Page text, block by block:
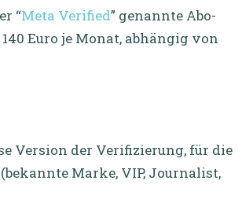
“Meta Verified” genannte Abo-
Euro je Monat, abhängig von
Version der Verifizierung, für die
Marke, VIP, Journalist,